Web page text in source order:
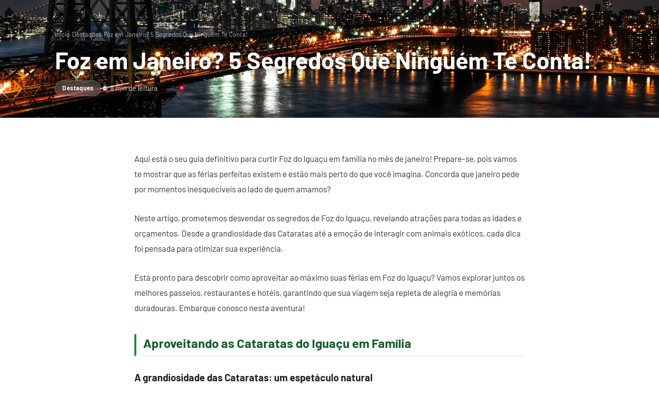
Início›Destaques›Foz em Janeiro? 5 Segredos Que Ninguém Te Conta!
Foz em Janeiro? 5 Segredos Que Ninguém Te Conta!
Destaques 8 min de leitura
Aqui está o seu guia definitivo para curtir Foz do Iguaçu em família no mês de janeiro! Prepare-se, pois vamos
te mostrar que as férias perfeitas existem e estão mais perto do que você imagina. Concorda que janeiro pede
por momentos inesquecíveis ao lado de quem amamos?
Neste artigo, prometemos desvendar os segredos de Foz do Iguaçu, revelando atrações para todas as idades e
orçamentos. Desde a grandiosidade das Cataratas até a emoção de interagir com animais exóticos, cada dica
foi pensada para otimizar sua experiência.
Está pronto para descobrir como aproveitar ao máximo suas férias em Foz do Iguaçu? Vamos explorar juntos os
melhores passeios, restaurantes e hotéis, garantindo que sua viagem seja repleta de alegria e memórias
duradouras. Embarque conosco nesta aventura!
Aproveitando as Cataratas do Iguaçu em Família
A grandiosidade das Cataratas: um espetáculo natural